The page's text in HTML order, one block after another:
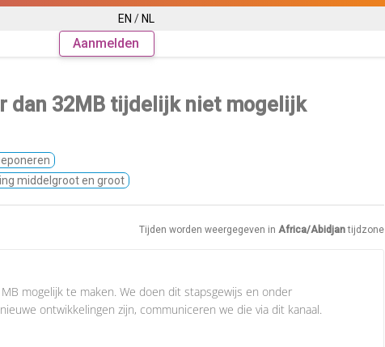
EN / NL
Aanmelden
dan 32MB tijdelijk niet mogelijk
middelgroot en groot
Tijden worden weergegeven in Africa/Abidjantijdzone
mogelijk te maken. We doen dit stapsgewijs en onder
ontwikkelingen zijn, communiceren we die via dit kanaal.